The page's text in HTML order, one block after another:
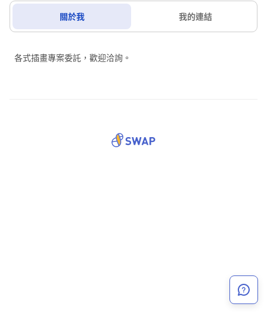
關於我 我的連結
各式插畫專案委託，歡迎洽詢。